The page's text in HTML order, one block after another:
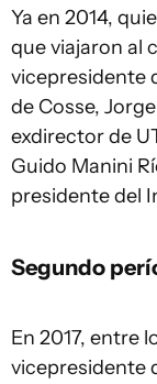
Ya en 2014,
que viajaron al
vicepresidente
de Cosse,
exdirector de
Guido Manini
presidente del
Segundo
En 2017, entre
vicepresidente